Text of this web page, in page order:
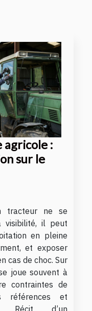
agricole :
sur le
tracteur ne se
visibilité, il peut
en pleine
et exposer
cas de choc. Sur
joue souvent à
contraintes de
références et